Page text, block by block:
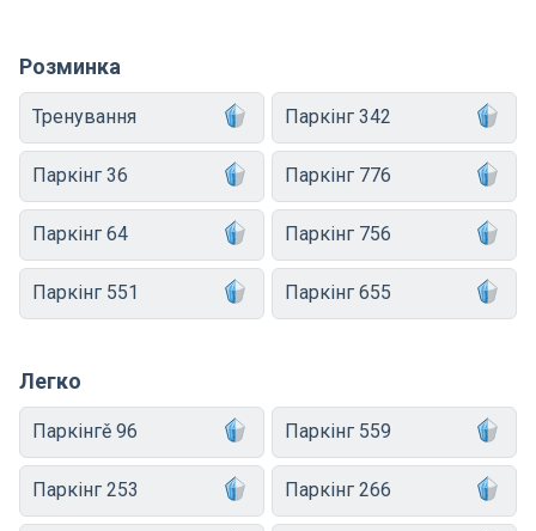
Розминка
Тренування Паркінг 342
Паркінг 36 Паркінг 776
Паркінг 64 Паркінг 756
Паркінг 551 Паркінг 655
Легко
Паркінгě 96 Паркінг 559
Паркінг 253 Паркінг 266